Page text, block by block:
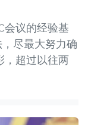
会议的经验基
尽最大努力确
，超过以往两